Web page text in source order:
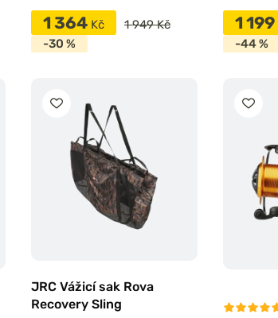
1 364 Kč
1 949 Kč
-30 %
1 199
-44 %
JRC Vážicí sak Rova
Recovery Sling